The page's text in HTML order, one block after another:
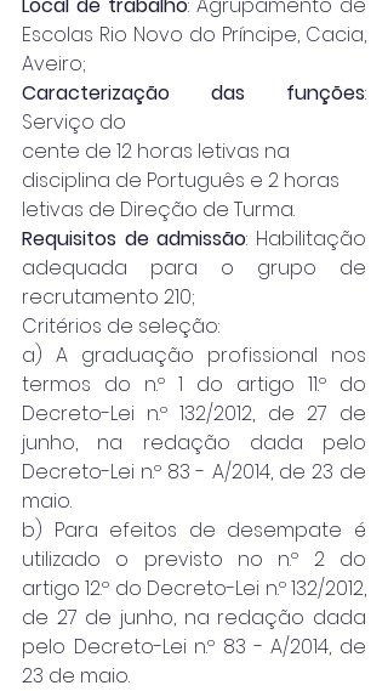
Escolas Rio Novo do Príncipe, Cacia,
Aveiro;
Caracterização das funções:
Serviço do
cente de 12 horas letivas na
disciplina de Português e 2 horas
letivas de Direção de Turma.
Requisitos de admissão: Habilitação
adequada para o grupo de
recrutamento 210;
Critérios de seleção:
a) A graduação profissional nos
termos do n.º 1 do artigo 11.º do
Decreto-Lei n.º 132/2012, de 27 de
junho, na redação dada pelo
Decreto-Lei n.º 83 - A/2014, de 23 de
maio.
b) Para efeitos de desempate é
utilizado o previsto no n.º 2 do
artigo 12.º do Decreto-Lei n.º 132/2012,
de 27 de junho, na redação dada
pelo Decreto-Lei n.º 83 - A/2014, de
23 de maio.